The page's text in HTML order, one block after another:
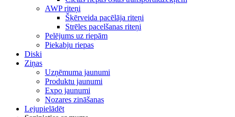
AWP riteņi
Šķērveida pacēlāja riteņi
Strēles pacelšanas riteņi
Pelējums uz riepām
Piekabju riepas
Diski
Ziņas
Uzņēmuma jaunumi
Produktu jaunumi
Expo jaunumi
Nozares zināšanas
Lejupielādēt